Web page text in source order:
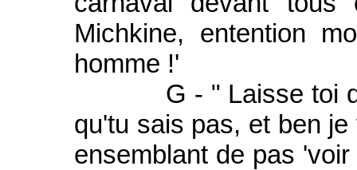
Michkine, entention
homme !'
G - " Laisse toi de
qu'tu sais pas, et ben
ensemblant de pas